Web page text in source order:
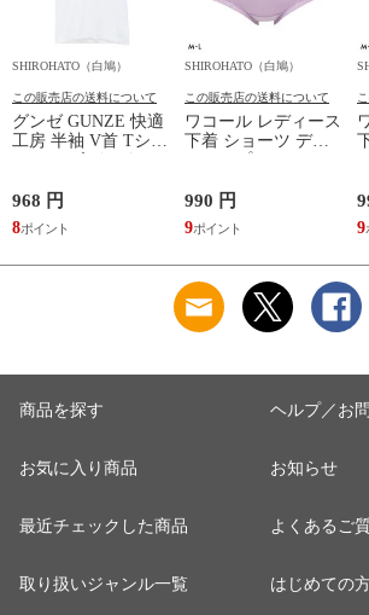
SHIROHATO（白鳩）
この販売店の送料について
グンゼ GUNZE 快適
工房 半袖 V首 Tシャ
本製 抗菌防臭
968 円
8
SHIROHATO（白鳩）
この販売店の送料について
ワコール レディース
下着 ショーツ ディ
スタンダード ノーマ
ルショーツ ML
Wacoal
990 円
9 9
商品を探す
お気に入り商品
最近チェックした商品
取り扱いジャンル一覧
ヘルプ／お
お知らせ
よくあるご
はじめての